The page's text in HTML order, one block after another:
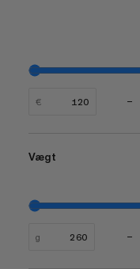
€
Vægt
g